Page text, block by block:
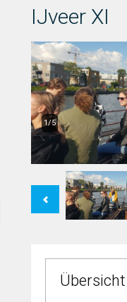
IJveer XI
1/5
Übersicht